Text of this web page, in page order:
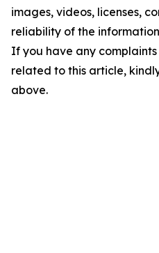
images, videos, licenses,
reliability of the
If you have any
related to this article,
above.